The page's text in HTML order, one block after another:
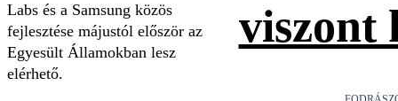
Labs és a Samsung közös
fejlesztése májustól először az
Egyesült Államokban lesz
elérhető.
viszont